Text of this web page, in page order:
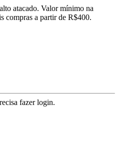
atacado. Valor mínimo na
compras a partir de R$400.
fazer login.